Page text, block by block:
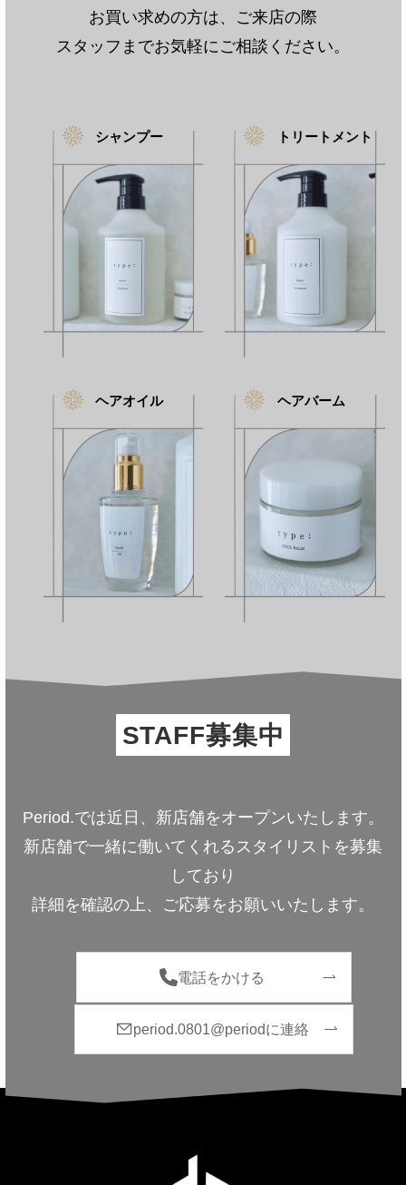
・紫外線対策をする: 紫外線は髪のダメージを促
進するため、帽子や日傘などでしっかりと紫外線
対策をしましょう。
ペースでメンテナンスを行うことをおすすめしま
お買い求めの方は、ご来店の際
スタッフまでお気軽にご相談ください。
シャンプー トリートメント
ヘアオイル ヘアバーム
STAFF募集中
Period.では近日、新店舗をオープンいたします。
新店舗で一緒に働いてくれるスタイリストを募集
しており
詳細を確認の上、ご応募をお願いいたします。
電話をかける
period.0801@periodに連絡